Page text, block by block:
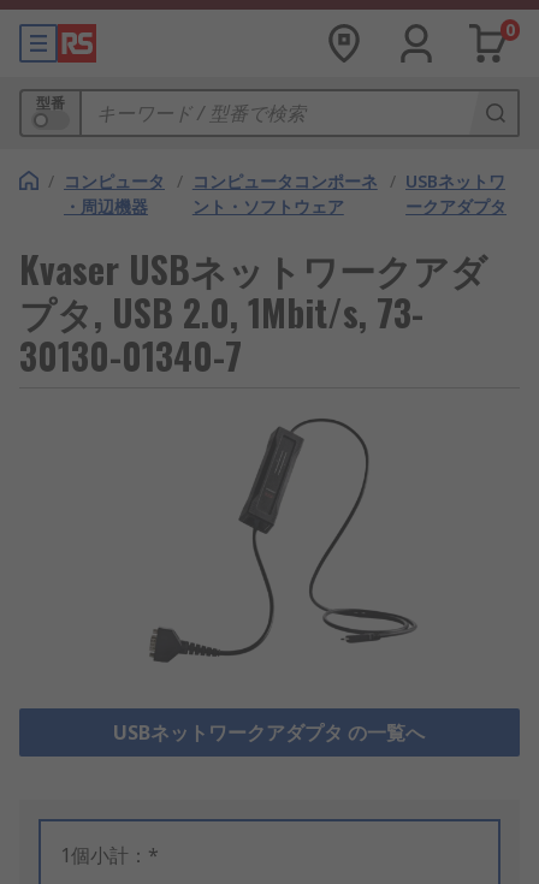
0
型番
/ コンピュータ
・周辺機器
/ コンピュータコンポーネ
ント・ソフトウェア
/ USBネットワ
ークアダプタ
Kvaser USBネットワークアダ
プタ, USB 2.0, 1Mbit/s, 73-
30130-01340-7
USBネットワークアダプタ の一覧へ
1個小計：*